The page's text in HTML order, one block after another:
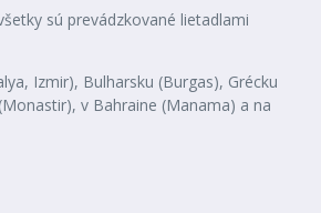
sú prevádzkované lietadlami
Izmir), Bulharsku (Burgas), Grécku
v Bahraine (Manama) a na